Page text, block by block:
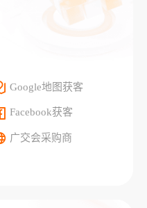
Google地图获客
Facebook获客
广交会采购商